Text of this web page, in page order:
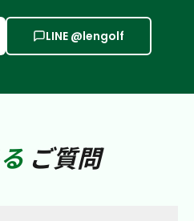
LINE @lengolf
ご質問